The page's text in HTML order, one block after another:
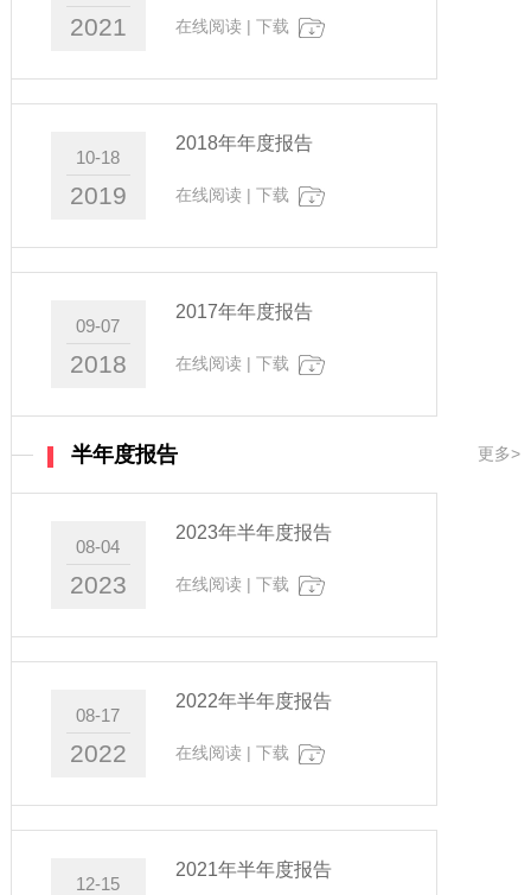
2021 在线阅读 | 下载
10-18
2019
2018年年度报告
在线阅读 | 下载
09-07
2018
2017年年度报告
在线阅读 | 下载
半年度报告 更多>
08-04
2023
2023年半年度报告
在线阅读 | 下载
08-17
2022
2022年半年度报告
在线阅读 | 下载
12-15
2021年半年度报告